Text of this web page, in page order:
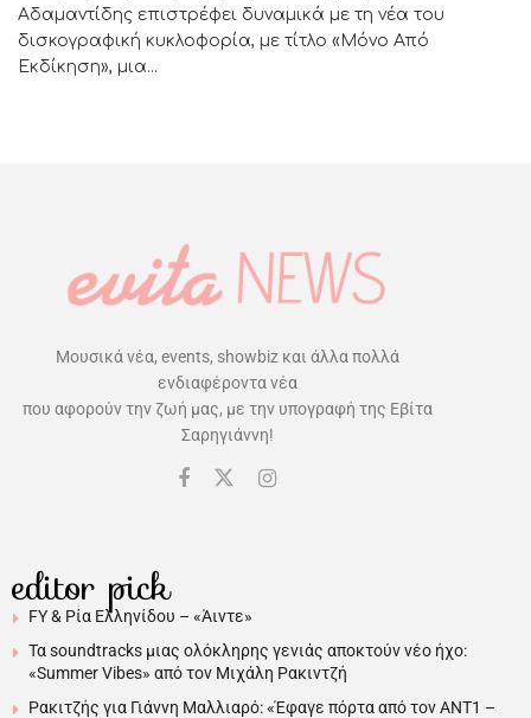
Αδαμαντίδης επιστρέφει δυναμικά με τη νέα του
δισκογραφική κυκλοφορία, με τίτλο «Μόνο Από
Εκδίκηση», μια...
Μουσικά νέα, events, showbiz και άλλα πολλά
ενδιαφέροντα νέα
που αφορούν την ζωή μας, με την υπογραφή της Εβίτα
Σαρηγιάννη!
editor pick
FY & Ρία Ελληνίδου – «Άιντε»
Τα soundtracks μιας ολόκληρης γενιάς αποκτούν νέο ήχο:
«Summer Vibes» από τον Μιχάλη Ρακιντζή
Ρακιτζής για Γιάννη Μαλλιαρό: «Έφαγε πόρτα από τον ΑΝΤ1 –